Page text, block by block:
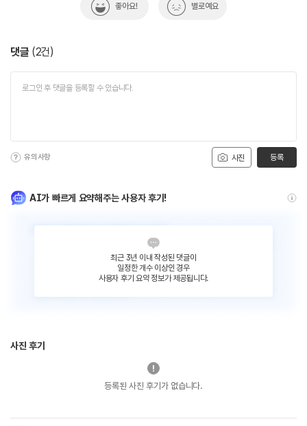
좋아요! 별로예요
댓글 (2건)
사진
유의사항 등록
AI가 빠르게 요약해주는 사용자 후기!
최근 3년 이내 작성된 댓글이
일정한 개수 이상인 경우
사용자 후기 요약 정보가 제공됩니다.
사진 후기
등록된 사진 후기가 없습니다.